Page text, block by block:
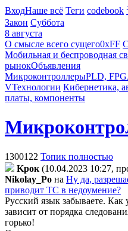
ВходНаше всё Теги codebook
Закон Суббота
8 августа
О смысле всего сущего0xFF
Мобильная и беспроводная
рынокОбъявления
МикроконтроллерыPLD,
VТехнологии Кибернетика,
платы, компоненты
1300122 Топик полностью
Kpoк (10.04.2023 10:27,
Nikolay_Po на Ну да,
приводит ТС в недоумение?
Русский язык забываете.
зависит от порядка
горько!